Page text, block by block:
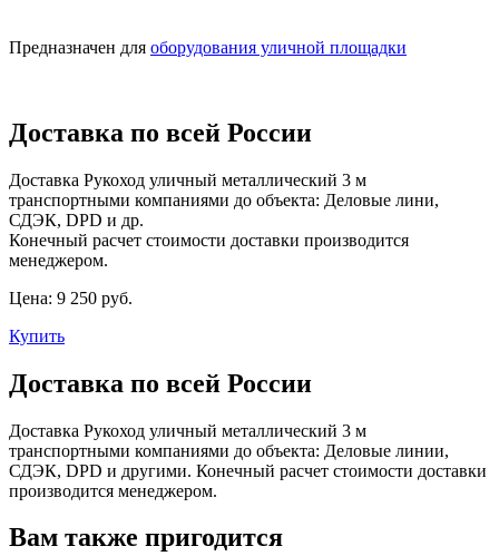
Предназначен для оборудования уличной площадки
Доставка по всей России
Доставка Рукоход уличный металлический 3 м
транспортными компаниями до объекта: Деловые лини,
СДЭК, DPD и др.
Конечный расчет стоимости доставки производится
менеджером.
Цена: 9 250 руб.
Купить
Доставка по всей России
Доставка Рукоход уличный металлический 3 м
транспортными компаниями до объекта: Деловые линии,
СДЭК, DPD и другими. Конечный расчет стоимости доставки
производится менеджером.
Вам также пригодится